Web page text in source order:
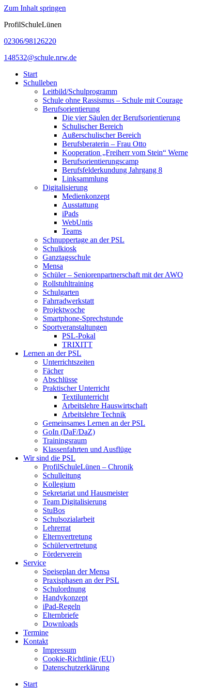
Zum Inhalt springen
ProfilSchuleLünen
02306/98126220
148532@schule.nrw.de
Start
Schulleben
Leitbild/Schulprogramm
Schule ohne Rassismus – Schule mit Courage
Berufsorientierung
Die vier Säulen der Berufsorientierung
Schulischer Bereich
Außerschulischer Bereich
Berufsberaterin – Frau Otto
Kooperation „Freiherr vom Stein“ Werne
Berufsorientierungscamp
Berufsfelderkundung Jahrgang 8
Linksammlung
Digitalisierung
Medienkonzept
Ausstattung
iPads
WebUntis
Teams
Schnuppertage an der PSL
Schulkiosk
Ganztagsschule
Mensa
Schüler – Seniorenpartnerschaft mit der AWO
Rollstuhltraining
Schulgarten
Fahrradwerkstatt
Projektwoche
Smartphone-Sprechstunde
Sportveranstaltungen
PSL-Pokal
TRIXITT
Lernen an der PSL
Unterrichtszeiten
Fächer
Abschlüsse
Praktischer Unterricht
Textilunterricht
Arbeitslehre Hauswirtschaft
Arbeitslehre Technik
Gemeinsames Lernen an der PSL​
GoIn (DaF/DaZ)
Trainingsraum
Klassenfahrten und Ausflüge
Wir sind die PSL
ProfilSchuleLünen – Chronik
Schulleitung
Kollegium
Sekretariat und Hausmeister
Team Digitalisierung
StuBos
Schulsozialarbeit
Lehrerrat
Elternvertretung
Schülervertretung
Förderverein
Service
Speiseplan der Mensa
Praxisphasen an der PSL
Schulordnung
Handykonzept
iPad-Regeln
Elternbriefe
Downloads
Termine
Kontakt
Impressum
Cookie-Richtlinie (EU)
Datenschutzerklärung
Start